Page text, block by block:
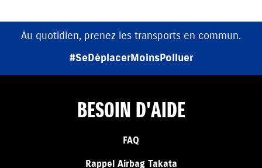
Au quotidien, prenez les transports en commun.
#SeDéplacerMoinsPolluer
BESOIN D'AIDE
FAQ
Rappel Airbag Takata